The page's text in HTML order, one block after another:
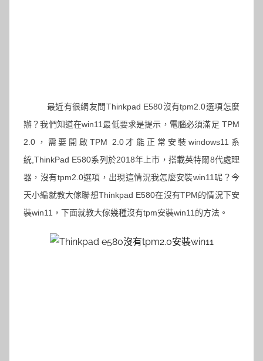
最近有很網友問Thinkpad E580沒有tpm2.0選項怎麼
辦？我們知道在win11最低要求是提示，電腦必須滿足 TPM
2.0，需要開啟TPM 2.0才能正常安裝windows11系
統,ThinkPad E580系列於2018年上市，搭載英特爾8代處理
器，沒有tpm2.0選項，出現這情況我怎麼安裝win11呢？今
天小編就教大傢聯想Thinkpad E580在沒有TPM的情況下安
裝win11，下面就教大傢幾種沒有tpm安裝win11的方法。